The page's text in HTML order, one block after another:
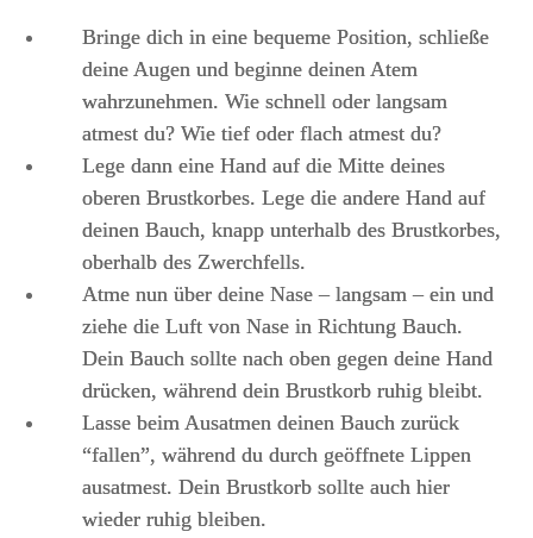
Bringe dich in eine bequeme Position, schließe
deine Augen und beginne deinen Atem
wahrzunehmen. Wie schnell oder langsam
atmest du? Wie tief oder flach atmest du?
Lege dann eine Hand auf die Mitte deines
oberen Brustkorbes. Lege die andere Hand auf
deinen Bauch, knapp unterhalb des Brustkorbes,
oberhalb des Zwerchfells.
Atme nun über deine Nase – langsam – ein und
ziehe die Luft von Nase in Richtung Bauch.
Dein Bauch sollte nach oben gegen deine Hand
drücken, während dein Brustkorb ruhig bleibt.
Lasse beim Ausatmen deinen Bauch zurück
“fallen”, während du durch geöffnete Lippen
ausatmest. Dein Brustkorb sollte auch hier
wieder ruhig bleiben.